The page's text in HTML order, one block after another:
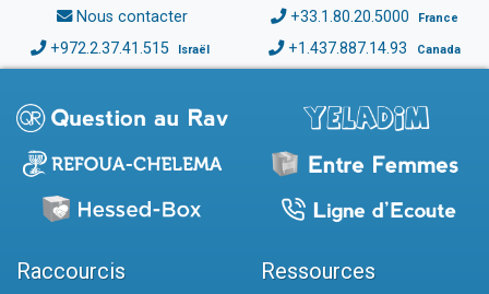
Nous contacter +33.1.80.20.5000 France
+972.2.37.41.515 Israël +1.437.887.14.93 Canada
Raccourcis Ressources